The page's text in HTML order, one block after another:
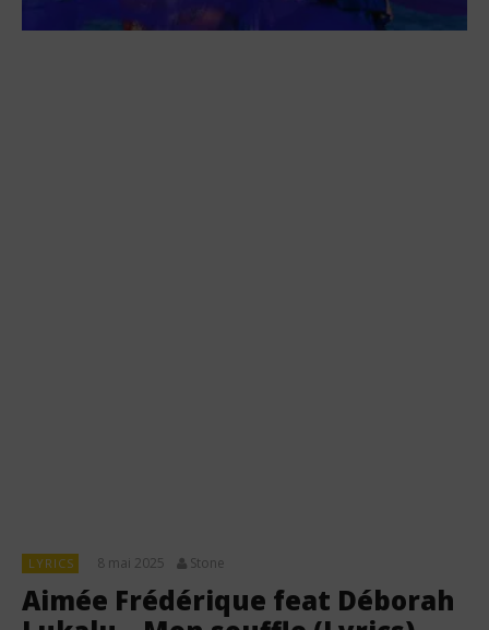
LYRICS 8 mai 2025 Stone
Aimée Frédérique feat Déborah